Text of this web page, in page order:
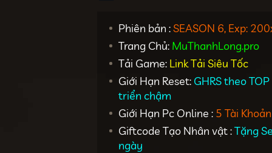
Phiên bản :SEASON 6, Exp:
Trang Chủ: MuThanhLong.pro
Tải Game: Link Tải Siêu Tốc
Giới Hạn Reset: GHRS theo
triển chậm
Giới Hạn Pc Online : 5 Tài
Giftcode Tạo Nhân vật :Tặng
ngày